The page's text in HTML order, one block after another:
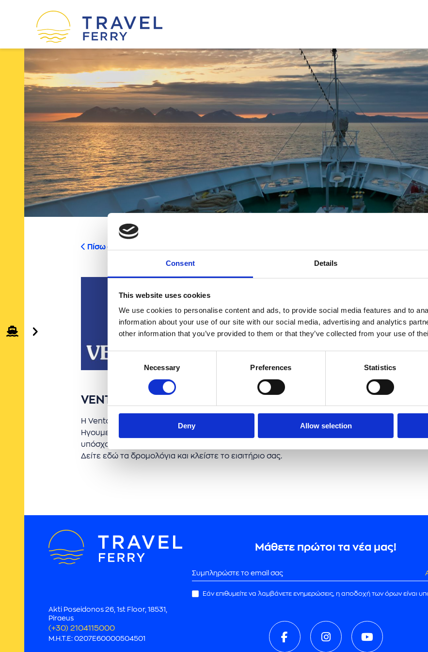
Consent Details
This website uses cookies
We use cookies to personalise content and ads, to provide social media features and to
information about your use of our site with our social media, advertising and analytics
other information that you’ve provided to them or that they’ve collected from your use of
Consent
Necessary Preferences Statistics
Deny Allow selection
Ακτοπλοϊκές εταιρείες Ενημερώσεις
Η εταιρεία μας Επικοινωνία
Όροι χρήσης Πολιτική απορρήτου
Πολιτική Cookies
Συνεργάτες
Πίσω στις κατηγορίες
VENTOURIS FERRIES
Η Ventouris Ferries καλύπτει τα δρομολόγια Ελλάδα-Ιταλία και Αλβανία-Ιταλία, συνδέοντας τα
Ηγουμενίτσας, της Κέρκυρας και του Δυρραχίου με το λιμάνι του Μπάρι. Τα 5 πολυτελή
υπόσχονται στον επιβάτη ένα ασφαλές και ευχάριστο ταξίδι με πολλές ανέσεις (εστιατόρια,
Δείτε εδώ τα δρομολόγια και κλείστε το εισιτήριο σας.
Akti Poseidonos 26, 1st Floor, 18531,
Piraeus
(+30) 2104115000
M.H.T.E: 0207E60000504501
Μάθετε πρώτοι τα νέα μας!
Εάν επιθυμείτε να λαμβάνετε ενημερώσεις, η αποδοχή των όρων είναι